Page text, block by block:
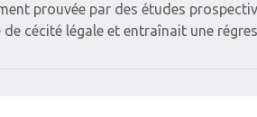
prouvée par des études
de cécité légale et entraînait une